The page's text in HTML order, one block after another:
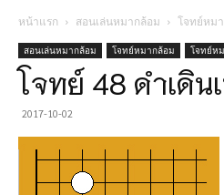
หน้าแรก สอนเล่นหมากล้อม โจทย์หม
สอนเล่นหมากล้อม โจทย์หมากล้อม โจทย์ห
โจทย์ 48 ดำเดิน
2017-10-02